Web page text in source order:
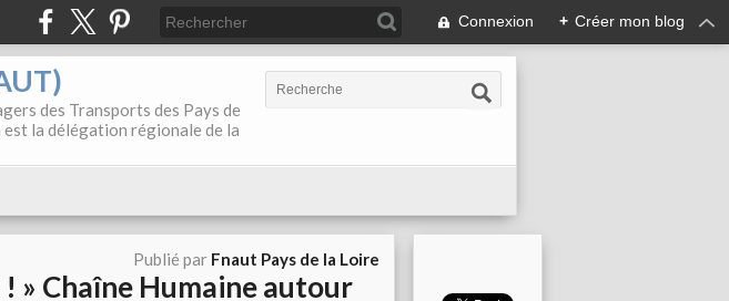
Connexion + Créer mon blog
des Transports des Pays de
la délégation régionale de la
Publié par Fnaut Pays de la Loire
» Chaîne Humaine autour